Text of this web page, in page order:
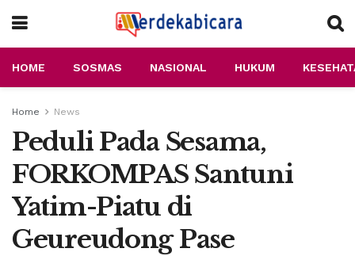
HOME SOSMAS NASIONAL HUKUM
Home News
Peduli Pada Sesama,
FORKOMPAS Santuni
Yatim-Piatu di
Geureudong Pase